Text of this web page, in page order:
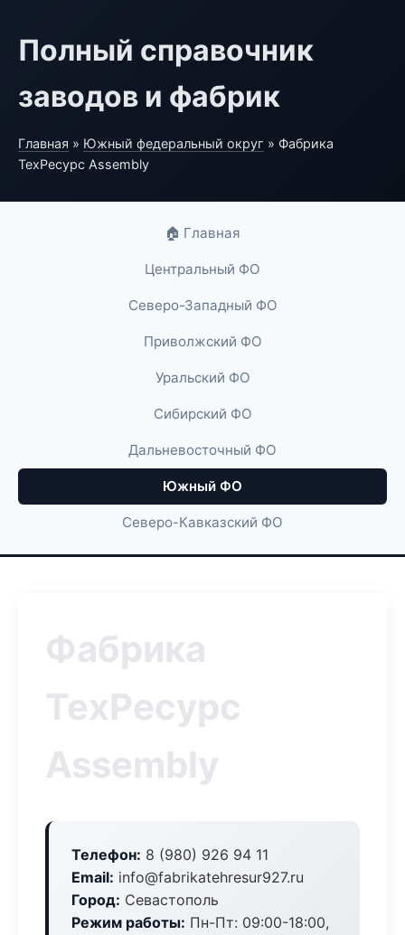
Полный справочник
заводов и фабрик
Главная » Южный федеральный округ » Фабрика
ТехРесурс Assembly
🏠 Главная
Центральный ФО
Северо-Западный ФО
Приволжский ФО
Уральский ФО
Сибирский ФО
Дальневосточный ФО
Южный ФО
Северо-Кавказский ФО
Фабрика
ТехРесурс
Assembly
Телефон: 8 (980) 926 94 11
Email: info@fabrikatehresur927.ru
Город: Севастополь
Режим работы: Пн-Пт: 09:00-18:00,